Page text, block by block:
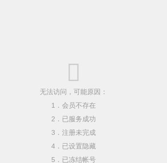

无法访问，可能原因：
1．会员不存在
2．已服务成功
3．注册未完成
4．已设置隐藏
5．已冻结帐号